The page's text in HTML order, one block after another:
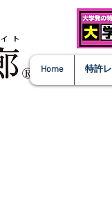
Home 特許